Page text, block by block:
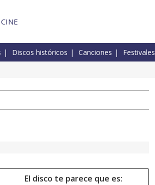
CINE
Discos históricos Canciones Festivales
El disco te parece que es: